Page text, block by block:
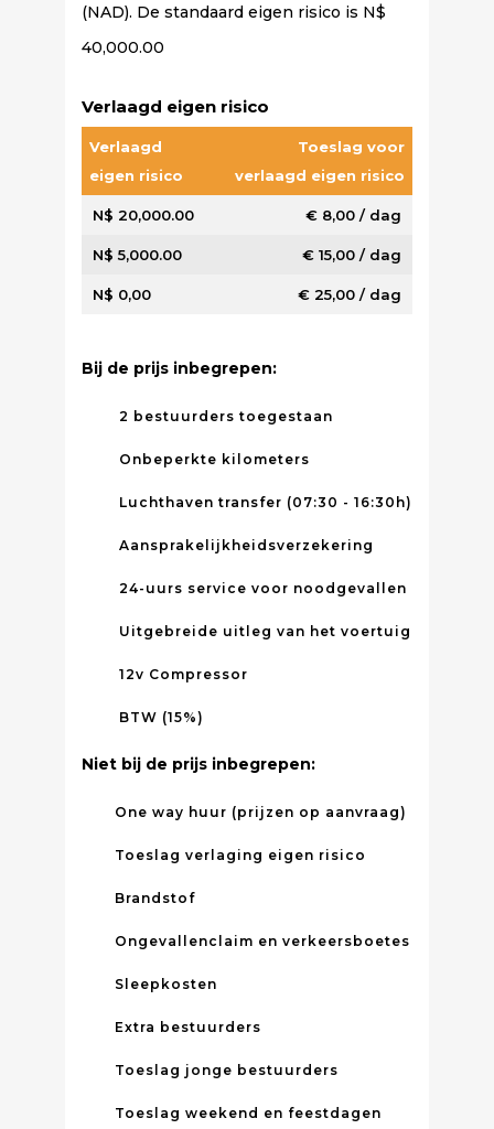
(NAD). De standaard eigen risico is N$
40,000.00
Verlaagd eigen risico
Verlaagd
eigen risico
Toeslag voor
verlaagd eigen risico
N$ 20,000.00 € 8,00 / dag
N$ 5,000.00 € 15,00 / dag
N$ 0,00 € 25,00 / dag
Bij de prijs inbegrepen:
2 bestuurders toegestaan
Onbeperkte kilometers
Luchthaven transfer (07:30 - 16:30h)
Aansprakelijkheidsverzekering
24-uurs service voor noodgevallen
Uitgebreide uitleg van het voertuig
12v Compressor
BTW (15%)
Niet bij de prijs inbegrepen:
One way huur (prijzen op aanvraag)
Toeslag verlaging eigen risico
Brandstof
Ongevallenclaim en verkeersboetes
Sleepkosten
Extra bestuurders
Toeslag jonge bestuurders
Toeslag weekend en feestdagen